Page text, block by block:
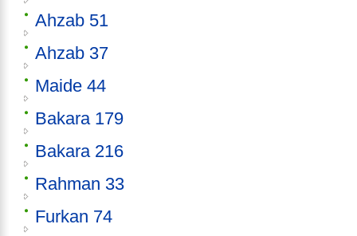
Ahzab 51
Ahzab 37
Maide 44
Bakara 179
Bakara 216
Rahman 33
Furkan 74